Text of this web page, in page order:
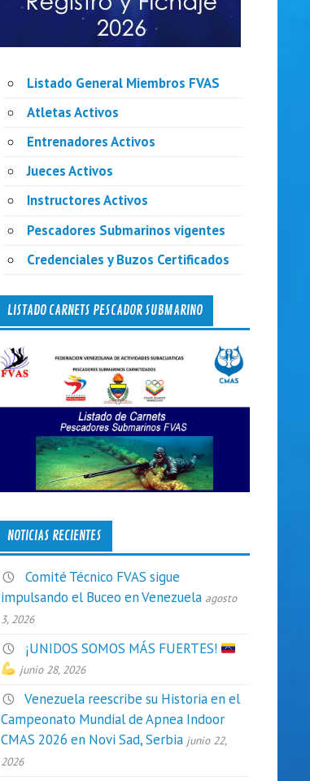
Listado General Miembros FVAS
Atletas Activos
Entrenadores Activos
Jueces Activos
Instructores Activos
Pescadores Submarinos vigentes
Credenciales y Buzos Certificados
LISTADO CARNETS PESCADOR SUBMARINO
NOTICIAS RECIENTES
Comité Técnico FVAS sigue
impulsando el Buceo en Venezuela agosto
3, 2026
¡UNIDOS SOMOS MÁS FUERTES!
junio 28, 2026
Venezuela reescribe su Historia en el
Campeonato Mundial de Apnea Indoor
CMAS 2026 en Novi Sad, Serbia junio 22,
2026